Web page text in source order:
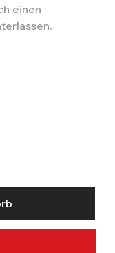
einen